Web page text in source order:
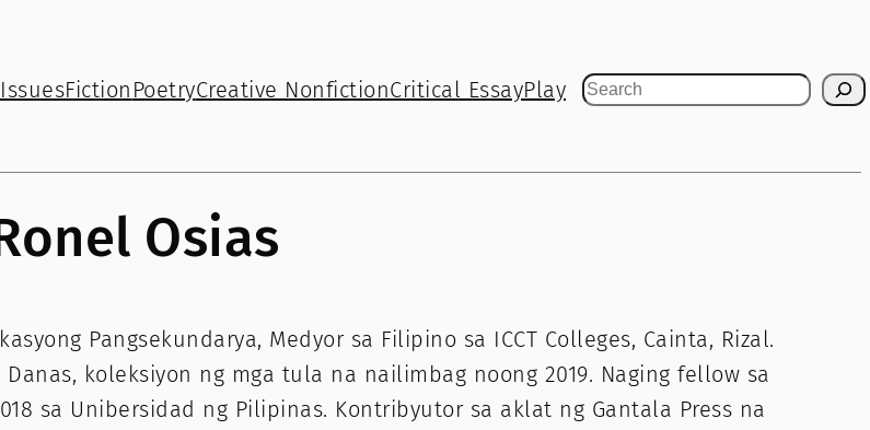
IssuesFiction PoetryCreative NonfictionCritical EssayPlay Search
Osias
Pangsekundarya, Medyor sa Filipino sa ICCT Colleges, Cainta, Rizal.
koleksiyon ng mga tula na nailimbag noong 2019. Naging fellow sa
sa Unibersidad ng Pilipinas. Kontribyutor sa aklat ng Gantala Press na